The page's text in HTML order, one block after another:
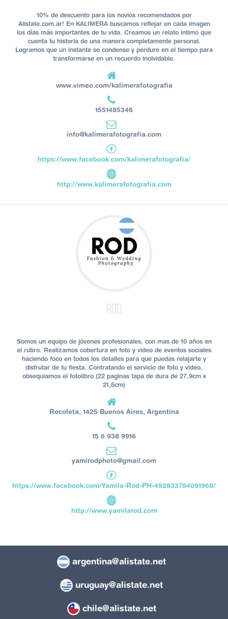
10% de descuento para los novios recomendados por
Alistate.com.ar! En KALIMERA buscamos reflejar en cada imagen
los días más importantes de tu vida. Creamos un relato íntimo que
cuenta tu historia de una manera completamente personal.
Logramos que un instante se condense y perdure en el tiempo para
transformarse en un recuerdo inolvidable.
www.vimeo.com/kalimerafotografia
1551485346
info@kalimerafotografia.com
https://www.facebook.com/kalimerafotografia/
http://www.kalimerafotografia.com
Rod
Somos un equipo de jóvenes profesionales, con mas de 10 años en
el rubro. Realizamos cobertura en foto y video de eventos sociales
haciendo foco en todos los detalles para que puedas relajarte y
disfrutar de tu fiesta. Contratando el servicio de foto y video,
obsequiamos el fotolibro (22 paginas tapa de dura de 27,9cm x
21,6cm)
Recoleta, 1425 Buenos Aires, Argentina
15 6 938 9916
yamirodphoto@gmail.com
https://www.facebook.com/Yamila-Rod-PH-492933784091968/
http://www.yamilarod.com
argentina@alistate.net
uruguay@alistate.net
chile@alistate.net